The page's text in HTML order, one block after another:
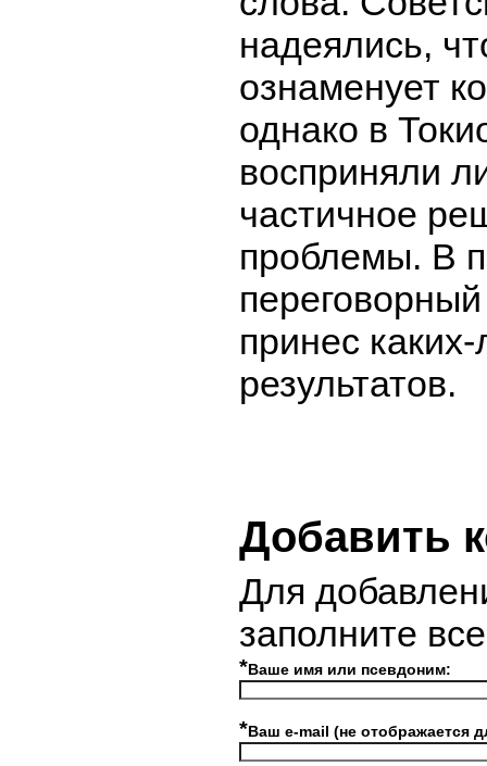
надеялись,
ознаменует
однако в
восприняли
частичное
проблемы. В
принес
результатов.
Добавить
Для
заполните
*Ваше имя или псевдоним:
*Ваш e-mail (не отображается